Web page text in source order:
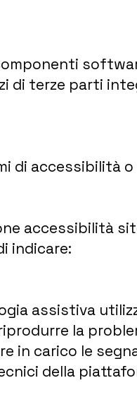
di terze parti
di accessibilità
accessibilità
indicare:
assistiva
la
in carico le
della